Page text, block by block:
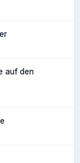
auf den